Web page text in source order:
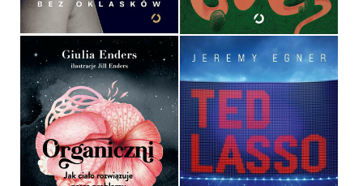
ORGANICZNI. JAK CIAŁO
ROZWIĄZUJE NASZE
PROBLEMY
GIULIA ENDERS
TED LASSO
JEREMY EGNER